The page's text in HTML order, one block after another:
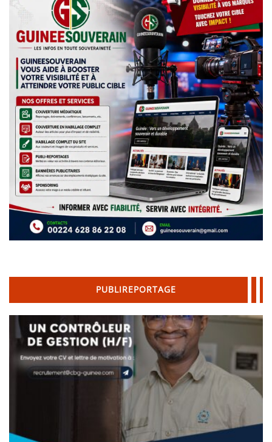
PUBLIREPORTAGE